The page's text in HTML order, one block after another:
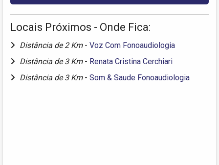
Locais Próximos - Onde Fica:
Distância de 2 Km - Voz Com Fonoaudiologia
Distância de 3 Km - Renata Cristina Cerchiari
Distância de 3 Km - Som & Saude Fonoaudiologia